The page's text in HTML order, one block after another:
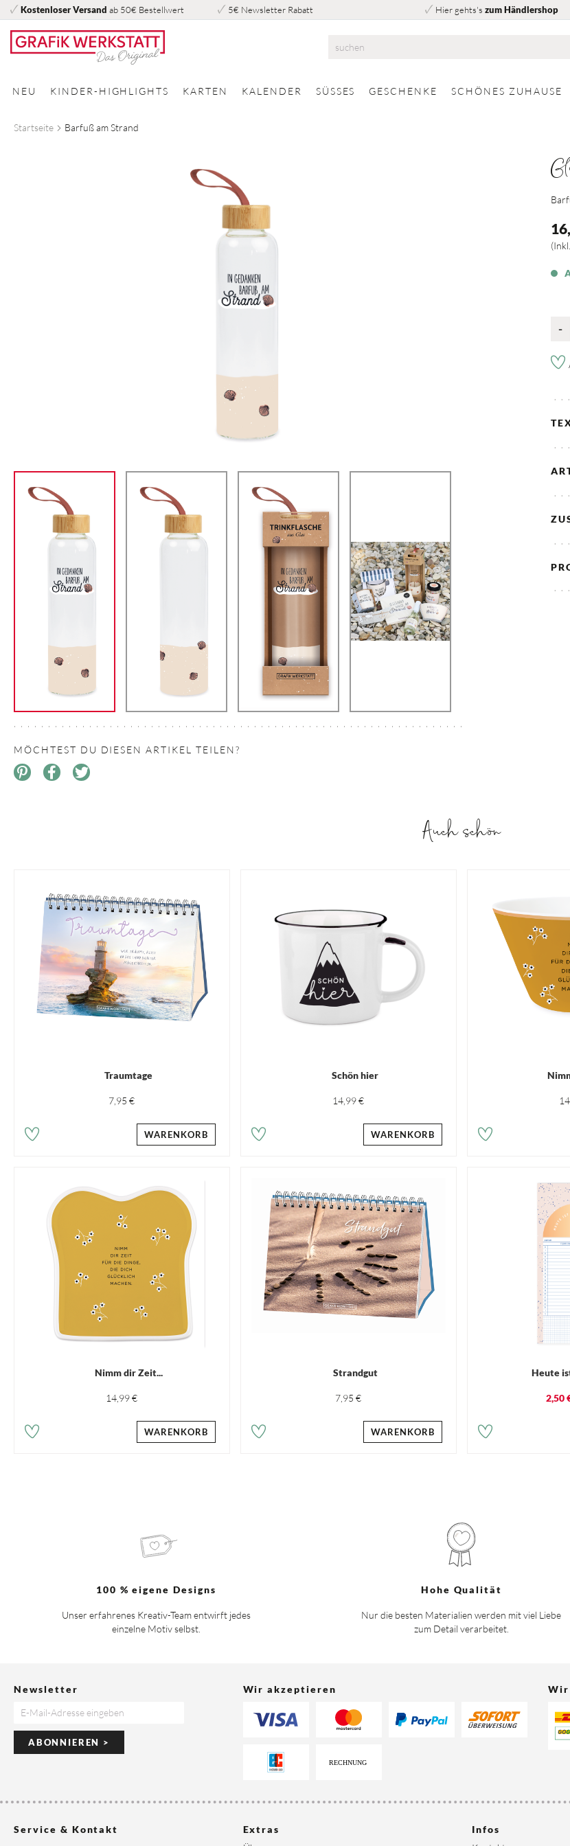
Kostenloser Versand ab 50€ Bestellwert 5€ Newsletter Rabatt Hier gehts's zum Händlershop
Direkt
zum
NEU KINDER-HIGHLIGHTS KARTEN KALENDER SÜSSES GESCHENKE SCHÖNES ZUHAUSE
Startseite Barfuß am Strand
-
MÖCHTEST DU DIESEN ARTIKEL TEILEN?
Auch schön
Traumtage
7,95 €
WARENKORB
Schön hier
14,99 €
WARENKORB
Nimm dir Zeit...
14,99 €
WARENKORB
Strandgut
7,95 €
WARENKORB
Heute
2,50
100 % eigene Designs
Unser erfahrenes Kreativ-Team entwirft jedes
einzelne Motiv selbst.
Hohe Qualität
Nur die besten Materialien werden mit viel Liebe
zum Detail verarbeitet.
Newsletter
ABONNIEREN >
Wir akzeptieren Wir
Service & Kontakt
Extras
Infos